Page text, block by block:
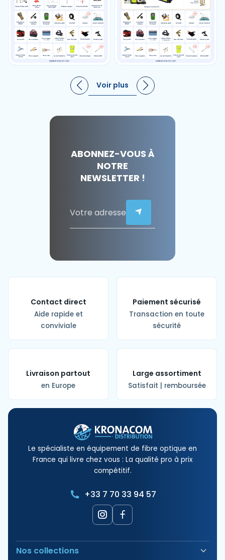
Voir plus
ABONNEZ-VOUS À
NOTRE
NEWSLETTER !
Contact direct
Aide rapide et
conviviale
Paiement sécurisé
Transaction en toute
sécurité
Livraison partout
en Europe
Large assortiment
Satisfait | remboursée
Le spécialiste en équipement de fibre optique en
France qui livre chez vous : La qualité pro à prix
compétitif.
+33 7 70 33 94 57
Nos collections